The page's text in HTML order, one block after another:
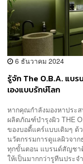
6 ธันวาคม 2024
รู้จัก The O.B.A. แบ
เองแบบรักษ์โลก
หากคุณกำลังมองหาประ
ผลิตภัณฑ์บำรุงผิว THE
ของบอดี้แคร์แบบเดิมๆ ด้
นวัตกรรมการดูแลผิวจา
ทุกขั้นตอน แบรนด์สัญชา
ให้เป็นมากกว่ารูทีนประจ